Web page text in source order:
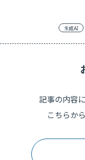
生成AI
記事の内容
こちらか